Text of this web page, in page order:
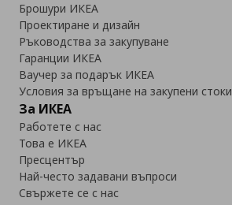
Брошури ИКЕА
Проектиране и дизайн
Ръководства за закупуване
Гаранции ИКЕА
Ваучер за подарък ИКЕА
Условия за връщане на закупени стоки
За ИКЕА
Работете с нас
Това е ИКЕА
Пресцентър
Най-често задавани въпроси
Свържете се с нас